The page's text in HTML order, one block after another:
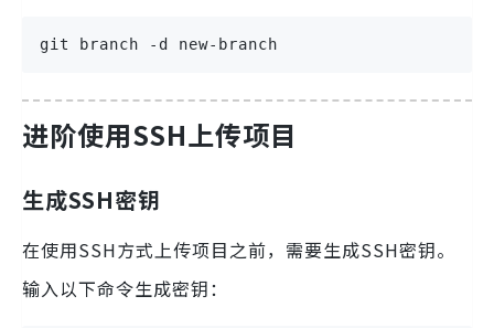
git branch -d new-branch
进阶使用SSH上传项目
生成SSH密钥
在使用SSH方式上传项目之前，需要生成SSH密钥。
输入以下命令生成密钥：